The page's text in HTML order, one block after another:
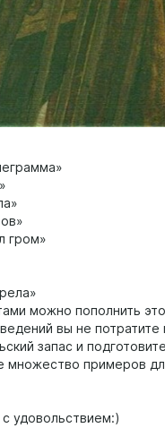
гром»
можно пополнить
вы не
запас и
множество примеров
с удовольствием:)